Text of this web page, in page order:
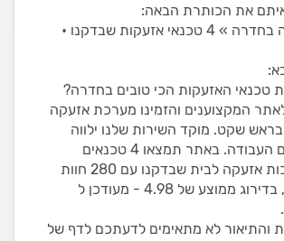
את הכותרת הבאה:
מערכות אזעקה בחדרה » 4 טכנאי אזעקות שבדקנו •
טכנאי האזעקות הכי טובים בחדרה?
המקצוענים והזמינו מערכת אזעקה
שקט. מוקד השירות שלנו ילווה
אתכם עד לסיום העבודה. באתר תמצאו 4 טכנאים
להתקנת מערכות אזעקה לבית שבדקנו עם 280 חוות
דעת מאומתות, בדירוג ממוצע של 4.98 - מעודכן ל
והתיאור לא מתאימים לדעתכם לדף של